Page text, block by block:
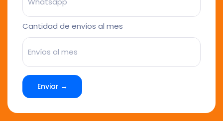
Cantidad de envíos al mes
Enviar →